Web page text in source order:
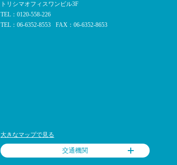
トリシマオフィスワンビル3F
TEL：0120-558-226
TEL：06-6352-8553
FAX：06-6352-8653
大きなマップで見る
交通機関